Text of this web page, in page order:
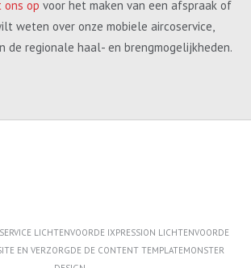
op voor het maken van een afspraak of
weten over onze mobiele aircoservice,
de regionale haal- en brengmogelijkheden.
LICHTENVOORDE IXPRESSION LICHTENVOORDE
EN VERZORGDE DE CONTENT TEMPLATEMONSTER